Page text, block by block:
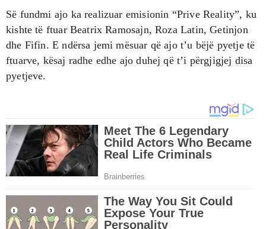
Së fundmi ajo ka realizuar emisionin “Prive Reality”, ku
kishte të ftuar Beatrix Ramosajn, Roza Latin, Getinjon
dhe Fifin. E ndërsa jemi mësuar që ajo t’u bëjë pyetje të
ftuarve, kësaj radhe edhe ajo duhej që t’i përgjigjej disa
pyetjeve.